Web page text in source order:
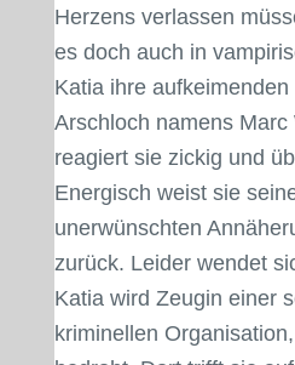
Herzens verlassen
es doch auch in
Katia ihre
Arschloch namens Marc
reagiert sie zickig und
Energisch weist sie
unerwünschten
zurück. Leider wendet
Katia wird Zeugin einer
kriminellen